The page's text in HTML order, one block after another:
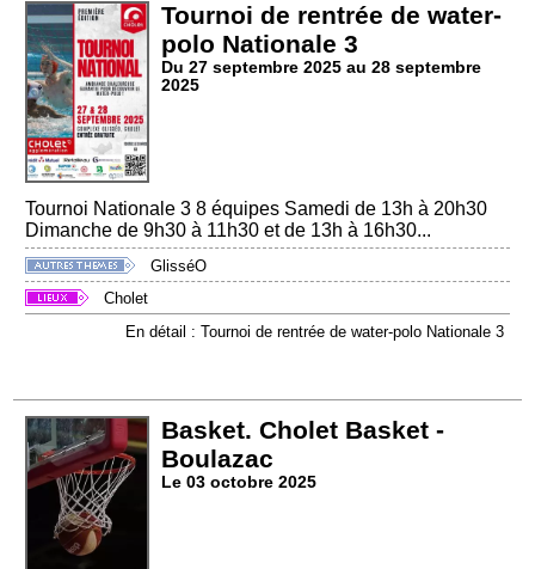
Tournoi de rentrée de water-
polo Nationale 3
Du 27 septembre 2025 au 28 septembre
2025
Tournoi Nationale 3 8 équipes Samedi de 13h à 20h30
Dimanche de 9h30 à 11h30 et de 13h à 16h30...
GlisséO
Cholet
En détail : Tournoi de rentrée de water-polo Nationale 3
Basket. Cholet Basket -
Boulazac
Le 03 octobre 2025